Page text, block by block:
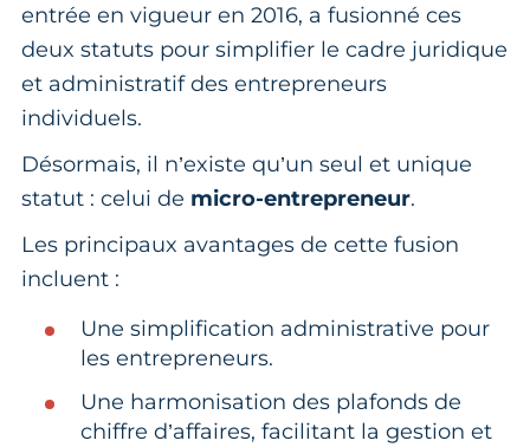
entrée en vigueur en 2016, a fusionné ces
deux statuts pour simplifier le cadre juridique
et administratif des entrepreneurs
individuels.
Désormais, il n’existe qu’un seul et unique
statut : celui de micro-entrepreneur.
Les principaux avantages de cette fusion
incluent :
Une simplification administrative pour
les entrepreneurs.
Une harmonisation des plafonds de
chiffre d’affaires, facilitant la gestion et